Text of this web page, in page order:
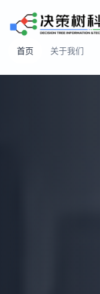
首页 关于我们